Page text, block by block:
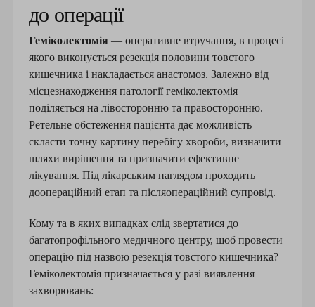
до операції
Геміколектомія — оперативне втручання, в процесі
якого виконується резекція половини товстого
кишечника і накладається анастомоз. Залежно від
місцезнаходження патології геміколектомія
поділяється на лівосторонню та правосторонню.
Ретельне обстеження пацієнта дає можливість
скласти точну картину перебігу хвороби, визначити
шляхи вирішення та призначити ефективне
лікування. Під лікарським наглядом проходить
доопераційний етап та післяопераційний супровід.
Кому та в яких випадках слід звертатися до
багатопрофільного медичного центру, щоб провести
операцію під назвою резекція товстого кишечника?
Геміколектомія призначається у разі виявлення
захворювань: